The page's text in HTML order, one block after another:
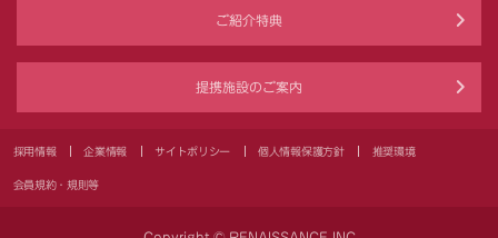
ご紹介特典
提携施設のご案内
採用情報 企業情報 サイトポリシー 個人情報保護方針 推奨環境
会員規約・規則等